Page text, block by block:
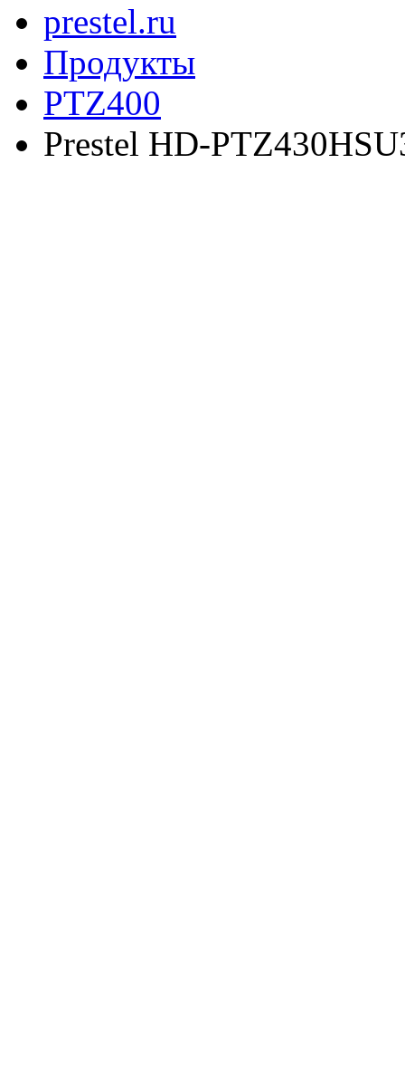
prestel.ru
Продукты
PTZ400
Prestel HD-